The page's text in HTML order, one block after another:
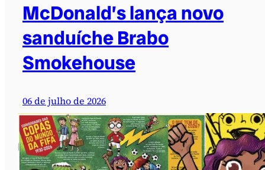
McDonald’s lança novo
sanduíche Brabo
Smokehouse
06 de julho de 2026